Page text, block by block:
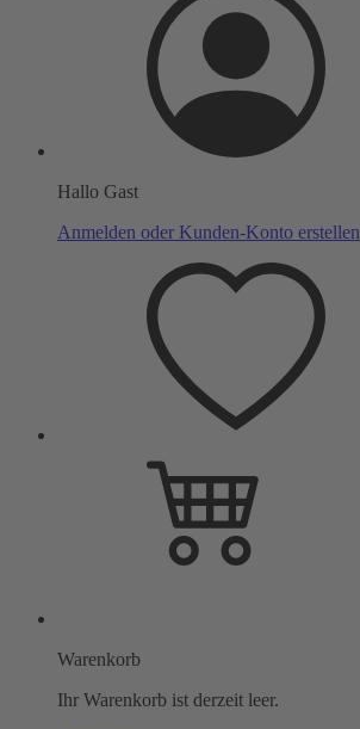
Hallo Gast
Anmelden oder Kunden-Konto erstellen
Warenkorb
Ihr Warenkorb ist derzeit leer.